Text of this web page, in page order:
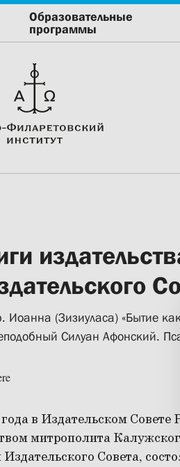
Образовательные
программы
Иоанна (Зизиуласа) «Бытие
Силуан Афонский.
года в Издательском
митрополита
Совета,